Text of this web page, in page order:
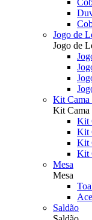
Jogo de
Jogo de
Kit Cama
Kit Cama
Kit
Kit
Kit
Kit
Mesa
Mesa
Saldão